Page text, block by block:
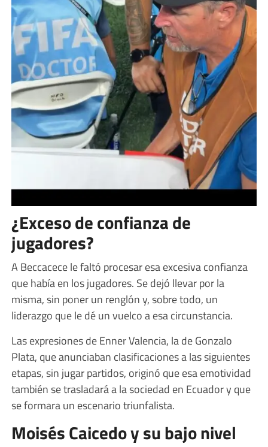
¿Exceso de confianza de
jugadores?
A Beccacece le faltó procesar esa excesiva confianza
que había en los jugadores. Se dejó llevar por la
misma, sin poner un renglón y, sobre todo, un
liderazgo que le dé un vuelco a esa circunstancia.
Las expresiones de Enner Valencia, la de Gonzalo
Plata, que anunciaban clasificaciones a las siguientes
etapas, sin jugar partidos, originó que esa emotividad
también se trasladará a la sociedad en Ecuador y que
se formara un escenario triunfalista.
Moisés Caicedo y su bajo nivel